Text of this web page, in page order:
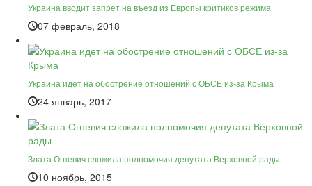
Украина вводит запрет на въезд из Европы критиков режима
07 февраль, 2018
Украина идет на обострение отношений с ОБСЕ из-за Крыма
24 январь, 2017
Злата Огневич сложила полномочия депутата Верховной рады
10 ноябрь, 2015